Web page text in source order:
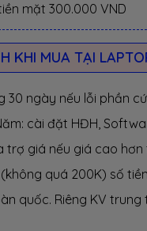
mặt 300.000 VND
KHI MUA TẠI
30 ngày nếu lỗi phần
cài đặt HĐH,
trợ giá nếu giá cao
quá 200K) số
quốc. Riêng KV trung